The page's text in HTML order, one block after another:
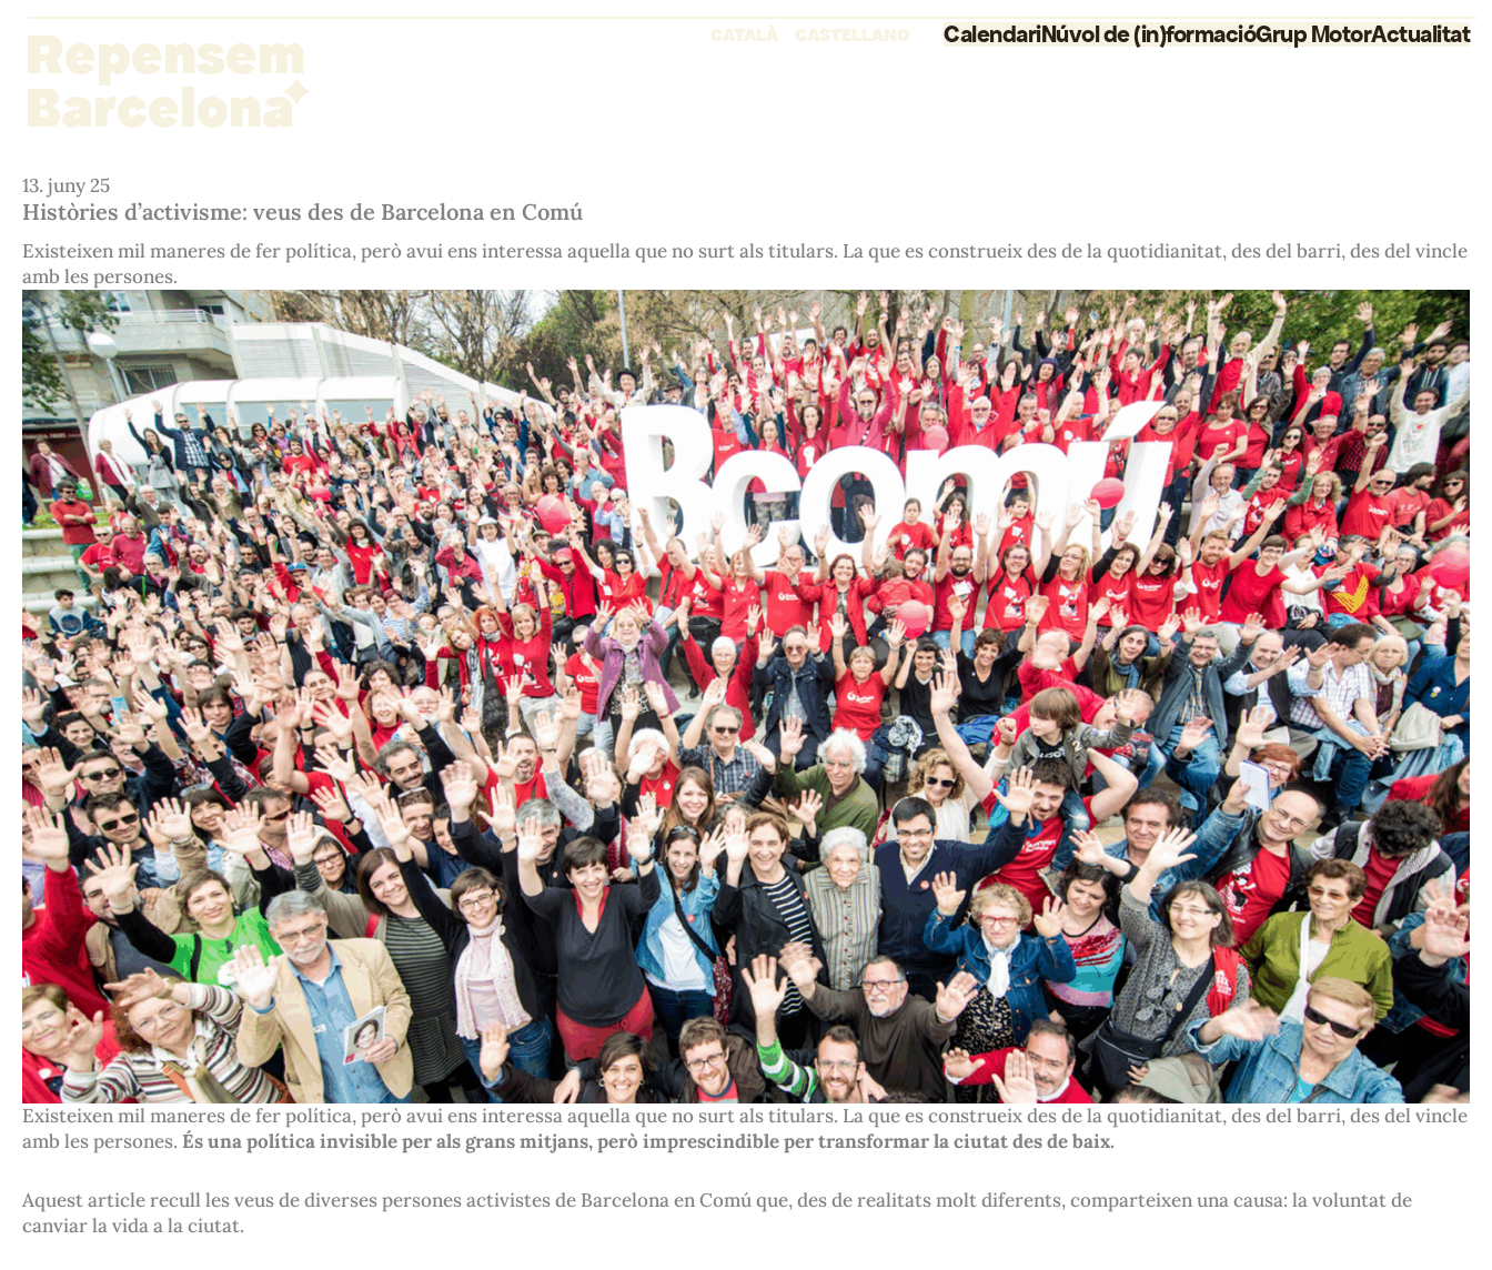
Vés
contingut
Repensem
Barcelona
CATALÀ CASTELLANO CalendariNúvol de (in)formacióGrup MotorActualitat
13. juny 25
Històries d’activisme: veus des de Barcelona en Comú
Existeixen mil maneres de fer política, però avui ens interessa aquella que no surt als titulars. La que es construeix des de la quotidianitat, des del barri, des del vincle
amb les persones.
Existeixen mil maneres de fer política, però avui ens interessa aquella que no surt als titulars. La que es construeix des de la quotidianitat, des del barri, des del vincle
amb les persones. És una política invisible per als grans mitjans, però imprescindible per transformar la ciutat des de baix.
Aquest article recull les veus de diverses persones activistes de Barcelona en Comú que, des de realitats molt diferents, comparteixen una causa: la voluntat de
canviar la vida a la ciutat.